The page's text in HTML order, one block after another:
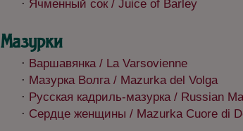
· Ячменный сок / Juice of Barley
Мазурки
· Варшавянка / La Varsovienne
· Мазурка Волга / Mazurka del Volga
· Русская кадриль-мазурка / Russian
· Сердце женщины / Mazurka Cuore di